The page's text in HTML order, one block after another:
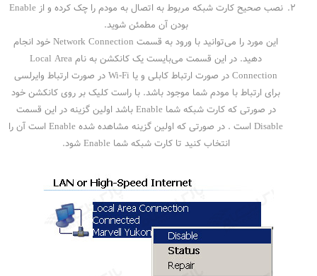
نصب صحیح کارت شبکه مربوط به اتصال به مودم را چک کرده و از Enable
بودن آن مطمئن شوید.
این مورد را می‌توانید با ورود به قسمت Network Connection خود انجام
دهید. در این قسمت می‌بایست یک کانکشن به نام Local Area
Connection در صورت ارتباط کابلی و یا Wi-Fi در صورت ارتباط وایرلسی
برای ارتباط با مودم شما موجود باشد. با راست کلیک بر روی کانکشن خود
در صورتی که کارت شبکه شما Enable باشد اولین گزینه در این قسمت
Disable است . در صورتی که اولین گزینه مشاهده شده Enable است آن را
انتخاب کنید تا کارت شبکه شما Enable شود.